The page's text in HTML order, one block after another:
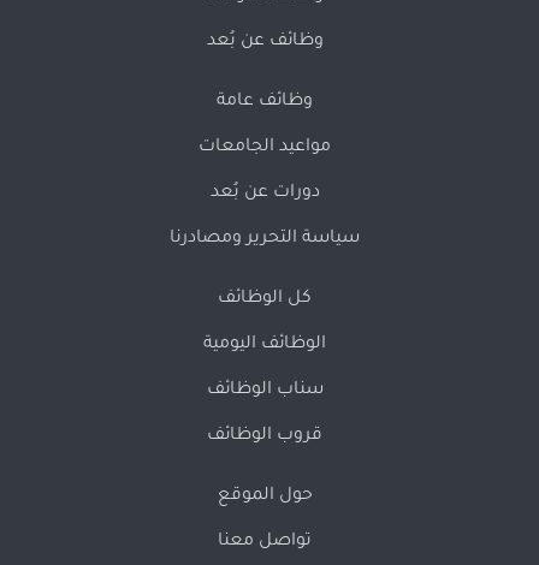
وظائف عن بُعد
وظائف عامة
مواعيد الجامعات
دورات عن بُعد
سياسة التحرير ومصادرنا
كل الوظائف
الوظائف اليومية
سناب الوظائف
قروب الوظائف
حول الموقع
تواصل معنا